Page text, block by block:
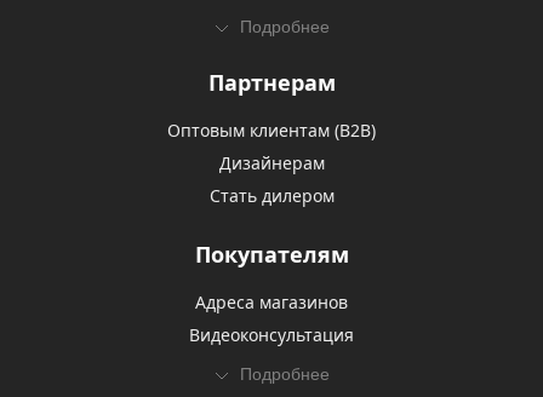
Подробнее
Партнерам
Оптовым клиентам (В2В)
Дизайнерам
Стать дилером
Покупателям
Адреса магазинов
Видеоконсультация
Подробнее